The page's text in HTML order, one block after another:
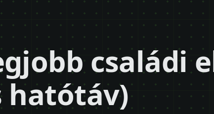
családi
hatótáv)